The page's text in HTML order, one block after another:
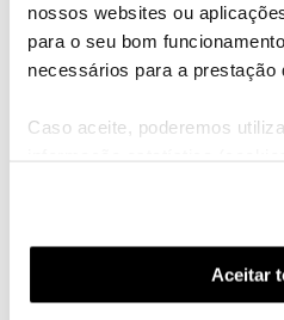
nossos websites ou
para o seu bom
necessários para a prestação
Caso aceite, poderemos
funcionalidades (cookies de
funcionalidade) e adaptar
(cookies de publicidade
utilização dos cookies
Aceitar